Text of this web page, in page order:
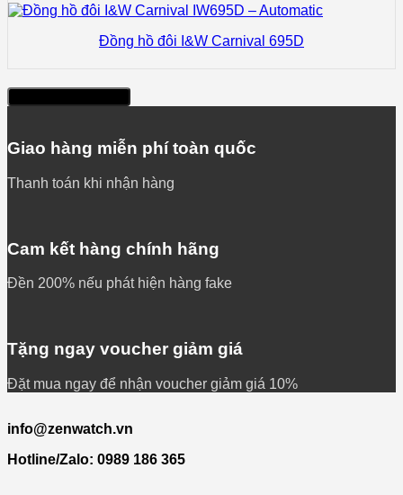
Đồng hồ đôi I&W Carnival 695D
Giao hàng miễn phí toàn quốc
Thanh toán khi nhận hàng
Cam kết hàng chính hãng
Đền 200% nếu phát hiện hàng fake
Tặng ngay voucher giảm giá
Đặt mua ngay để nhận voucher giảm giá 10%
info@zenwatch.vn
Hotline/Zalo: 0989 186 365